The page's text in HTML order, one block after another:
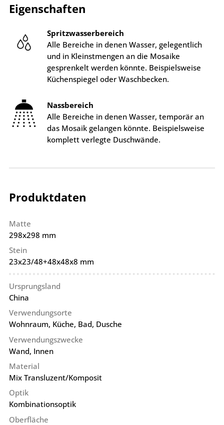
Eigenschaften
Spritzwasserbereich
Alle Bereiche in denen Wasser, gelegentlich
und in Kleinstmengen an die Mosaike
gesprenkelt werden könnte. Beispielsweise
Küchenspiegel oder Waschbecken.
Nassbereich
Alle Bereiche in denen Wasser, temporär an
das Mosaik gelangen könnte. Beispielsweise
komplett verlegte Duschwände.
Produktdaten
Matte
298x298 mm
Stein
23x23/48+48x48x8 mm
Ursprungsland
China
Verwendungsorte
Wohnraum, Küche, Bad, Dusche
Verwendungszwecke
Wand, Innen
Material
Mix Transluzent/Komposit
Optik
Kombinationsoptik
Oberfläche